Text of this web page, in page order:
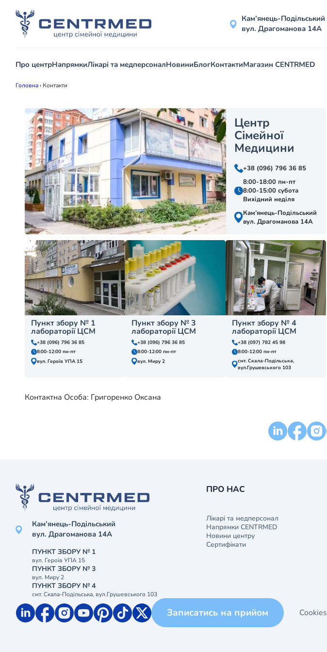
Кам’янець-Подільський
вул. Драгоманова 14А
Про центрНапрямкиЛікарі та медперсоналНовиниБлогКонтактиМагазин CENTRMED
Головна› Контакти
Центр
Сімейної
Медицини
+38 (096) 796 36 85
8:00-18:00 пн-пт
8:00-15:00 субота
Вихідний неділя
Кам’янець-Подільський
вул. Драгоманова 14А
Пункт збору № 1
лабораторії ЦСМ
+38 (096) 796 36 85
8:00-12:00 пн-пт
вул. Героїв УПА 15
Пункт збору № 3
лабораторії ЦСМ
+38 (096) 796 36 85
8:00-12:00 пн-пт
вул. Миру 2
Пункт збору № 4
лабораторії ЦСМ
+38 (097) 782 45 98
8:00-12:00 пн-пт
смт. Скала-Подільська,
вул.Грушевського 103
Контактна Особа: Григоренко Оксана
Кам’янець-Подільський
вул. Драгоманова 14А
ПУНКТ ЗБОРУ № 1
вул. Героїв УПА 15
ПУНКТ ЗБОРУ № 3
вул. Миру 2
ПУНКТ ЗБОРУ № 4
смт. Скала-Подільська, вул.Грушевського 103
ПРО НАС
Лікарі та медперсонал
Напрямки CENTRMED
Новини центру
Сертифікати
Записатись на прийом Cookies